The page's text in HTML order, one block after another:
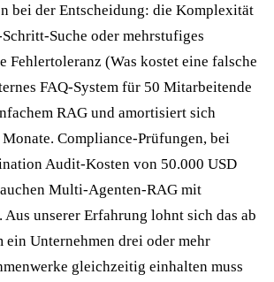
bei der Entscheidung: die Komplexität
Suche oder mehrstufiges
Fehlertoleranz (Was kostet eine falsche
FAQ-System für 50 Mitarbeitende
RAG und amortisiert sich
Compliance-Prüfungen, bei
Audit-Kosten von 50.000 USD
Multi-Agenten-RAG mit
unserer Erfahrung lohnt sich das ab
ein Unternehmen drei oder mehr
gleichzeitig einhalten muss